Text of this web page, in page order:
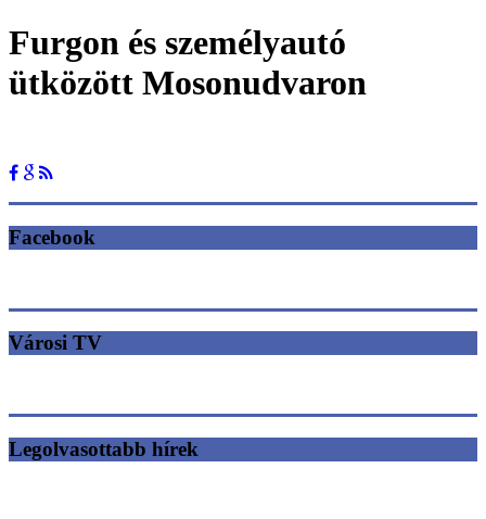
Furgon és személyautó
ütközött Mosonudvaron
Facebook
Városi TV
Legolvasottabb hírek